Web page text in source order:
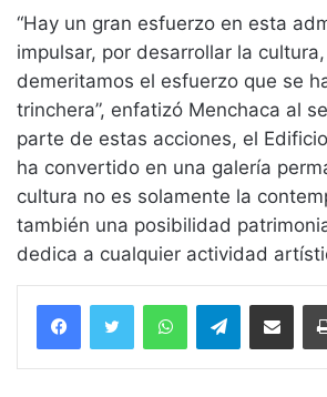
“Hay un gran esfuerzo en esta
impulsar, por desarrollar la
demeritamos el esfuerzo que se
trinchera”, enfatizó Menchaca al
parte de estas acciones, el
ha convertido en una galería
cultura no es solamente la
también una posibilidad
dedica a cualquier actividad
WhatsAppTelegramCompartir vía email